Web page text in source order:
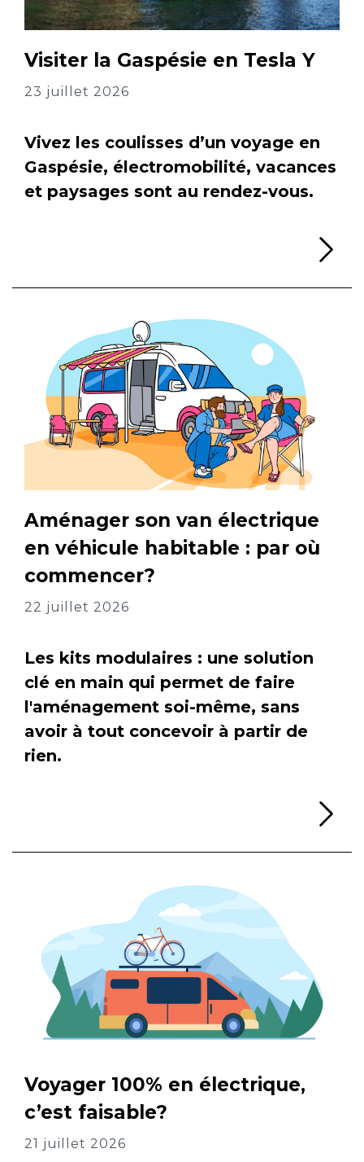
Visiter la Gaspésie en Tesla Y
23 juillet 2026
Vivez les coulisses d’un voyage en
Gaspésie, électromobilité, vacances
et paysages sont au rendez-vous.
Aménager son van électrique
en véhicule habitable : par où
commencer?
22 juillet 2026
Les kits modulaires : une solution
clé en main qui permet de faire
l'aménagement soi-même, sans
avoir à tout concevoir à partir de
rien.
Voyager 100% en électrique,
c’est faisable?
21 juillet 2026